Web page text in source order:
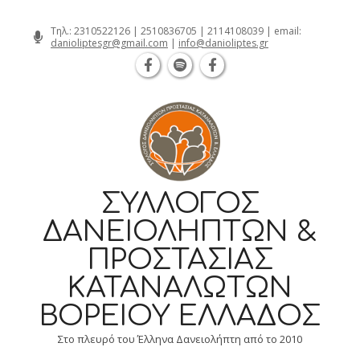
Τηλ.: 2310522126 | 2510836705 | 2114108039 | email:
danioliptesgr@gmail.com | info@danioliptes.gr
ΣΎΛΛΟΓΟΣ
ΔΑΝΕΙΟΛΗΠΤΏΝ &
ΠΡΟΣΤΑΣΊΑΣ
ΚΑΤΑΝΑΛΩΤΏΝ
ΒΟΡΕΊΟΥ ΕΛΛΆΔΟΣ
Στο πλευρό του Έλληνα Δανειολήπτη από το 2010